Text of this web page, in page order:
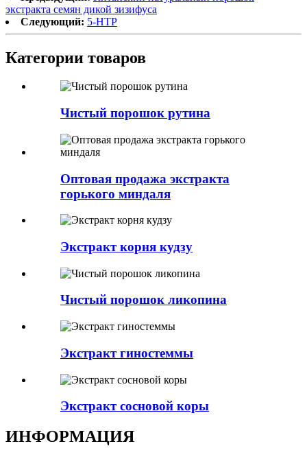
экстракта семян дикой зизифуса
Следующий: 5-HTP
Категории товаров
Чистый порошок рутина
Оптовая продажа экстракта
горького миндаля
Экстракт корня кудзу
Чистый порошок ликопина
Экстракт гиностеммы
Экстракт сосновой коры
ИНФОРМАЦИЯ